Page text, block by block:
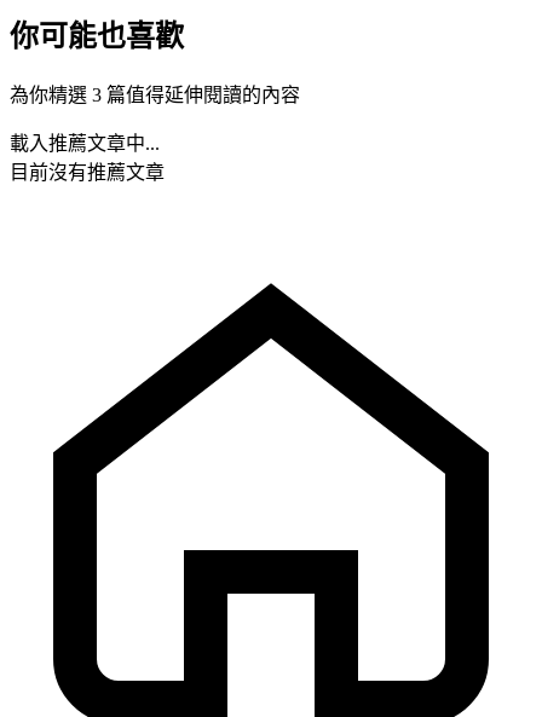
你可能也喜歡
為你精選 3 篇值得延伸閱讀的內容
載入推薦文章中...
目前沒有推薦文章